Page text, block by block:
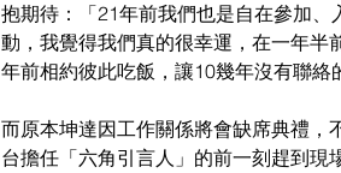
抱期待：「21年前我們也是自在參加
動，我覺得我們真的很幸運，在一年半
年前相約彼此吃飯，讓10幾年沒有聯絡
而原本坤達因工作關係將會缺席典禮，
台擔任「六角引言人」的前一刻趕到